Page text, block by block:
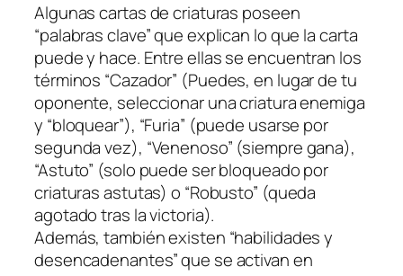
Algunas cartas de criaturas poseen
“palabras clave” que explican lo que la carta
puede y hace. Entre ellas se encuentran los
términos “Cazador” (Puedes, en lugar de tu
oponente, seleccionar una criatura enemiga
y “bloquear”), “Furia” (puede usarse por
segunda vez), “Venenoso” (siempre gana),
“Astuto” (solo puede ser bloqueado por
criaturas astutas) o “Robusto” (queda
agotado tras la victoria).
Además, también existen “habilidades y
desencadenantes” que se activan en